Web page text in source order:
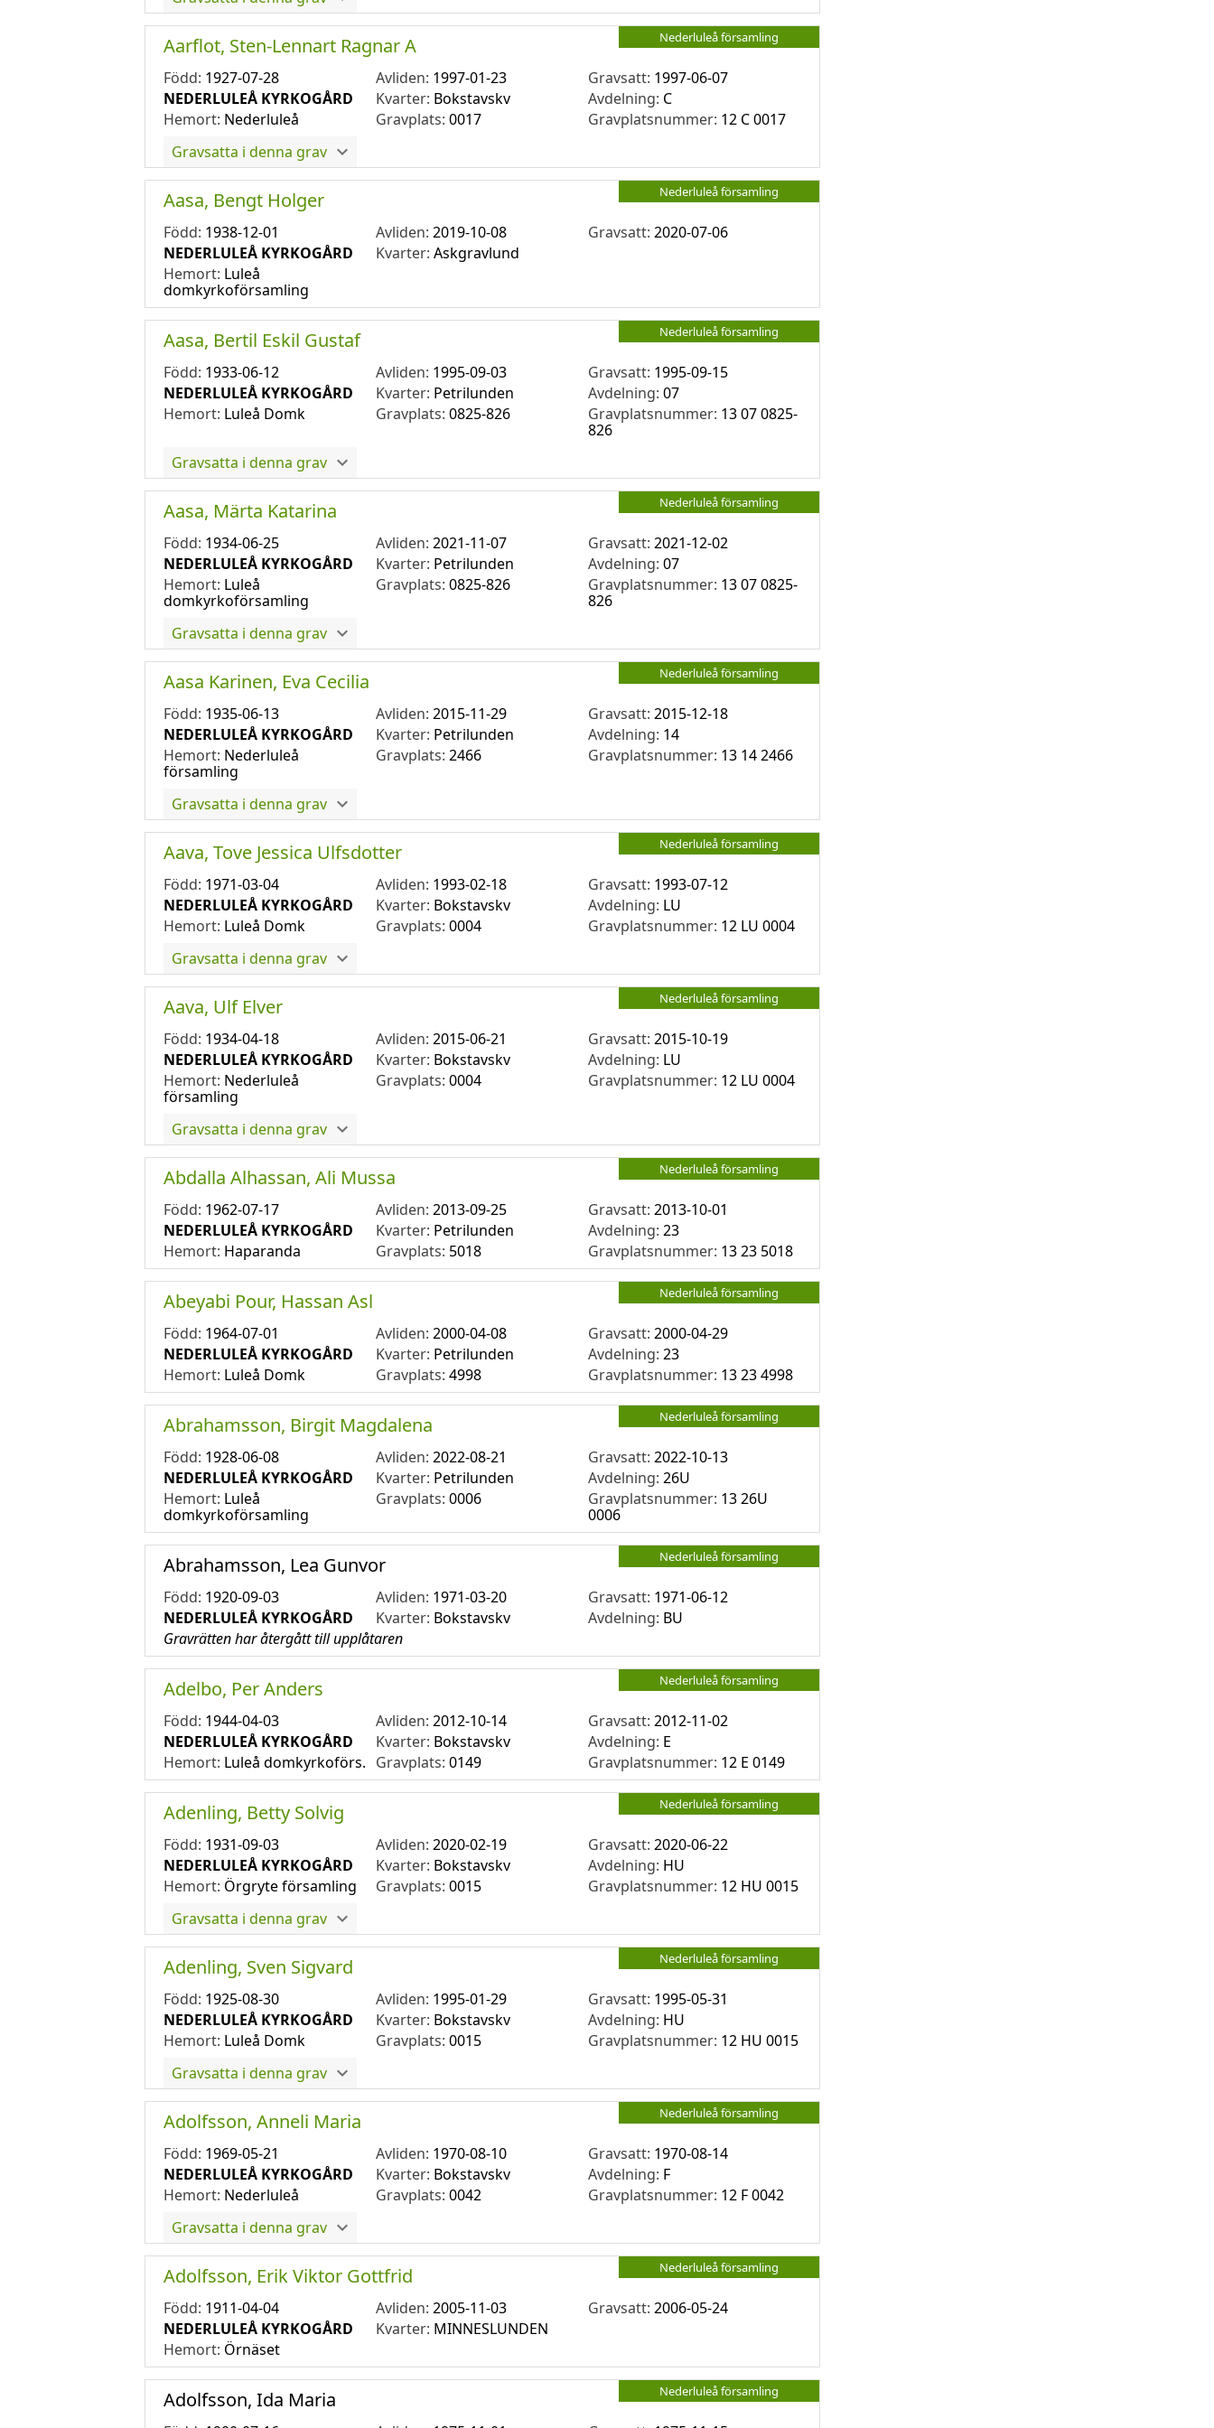
Nederluleå församling
Aarflot, Sten-Lennart Ragnar A
Född: 1927-07-28 Avliden: 1997-01-23 Gravsatt: 1997-06-07
NEDERLULEÅ KYRKOGÅRD
Kvarter: Bokstavskv Avdelning: C
Hemort: Nederluleå Gravplats:0017 Gravplatsnummer: 12 C 0017
Gravsatta i denna grav
Nederluleå församling
Aasa, Bengt Holger
Född: 1938-12-01 Avliden:2019-10-08 Gravsatt:2020-07-06
NEDERLULEÅ KYRKOGÅRD
Kvarter:Askgravlund
Hemort: Luleå
domkyrkoförsamling
Nederluleå församling
Aasa, Bertil Eskil Gustaf
Född: 1933-06-12 Avliden: 1995-09-03 Gravsatt: 1995-09-15
NEDERLULEÅ KYRKOGÅRD
Kvarter: Petrilunden Avdelning:07
Hemort: Luleå Domk Gravplats:0825-826 Gravplatsnummer: 13 07 0825-
826
Gravsatta i denna grav
Nederluleå församling
Aasa, Märta Katarina
Född: 1934-06-25 Avliden:2021-11-07 Gravsatt:2021-12-02
NEDERLULEÅ KYRKOGÅRD
Kvarter: Petrilunden Avdelning:07
Hemort: Luleå
domkyrkoförsamling
Gravplats:0825-826 Gravplatsnummer: 13 07 0825-
826
Gravsatta i denna grav
Nederluleå församling
Aasa Karinen, Eva Cecilia
Född: 1935-06-13 Avliden:2015-11-29 Gravsatt:2015-12-18
NEDERLULEÅ KYRKOGÅRD
Kvarter: Petrilunden Avdelning: 14
Hemort: Nederluleå
församling
Gravplats:2466 Gravplatsnummer: 13 14 2466
Gravsatta i denna grav
Nederluleå församling
Aava, Tove Jessica Ulfsdotter
Född: 1971-03-04 Avliden: 1993-02-18 Gravsatt: 1993-07-12
NEDERLULEÅ KYRKOGÅRD
Kvarter: Bokstavskv Avdelning: LU
Hemort: Luleå Domk Gravplats:0004 Gravplatsnummer: 12 LU 0004
Gravsatta i denna grav
Nederluleå församling
Aava, Ulf Elver
Född: 1934-04-18 Avliden:2015-06-21 Gravsatt:2015-10-19
NEDERLULEÅ KYRKOGÅRD
Kvarter: Bokstavskv Avdelning: LU
Hemort: Nederluleå
församling
Gravplats:0004 Gravplatsnummer: 12 LU 0004
Gravsatta i denna grav
Nederluleå församling
Abdalla Alhassan, Ali Mussa
Född: 1962-07-17 Avliden:2013-09-25 Gravsatt:2013-10-01
NEDERLULEÅ KYRKOGÅRD
Kvarter: Petrilunden Avdelning:23
Hemort: Haparanda Gravplats: 5018 Gravplatsnummer: 13 23 5018
Nederluleå församling
Abeyabi Pour, Hassan Asl
Född: 1964-07-01 Avliden:2000-04-08 Gravsatt:2000-04-29
NEDERLULEÅ KYRKOGÅRD
Kvarter: Petrilunden Avdelning:23
Hemort: Luleå Domk Gravplats:4998 Gravplatsnummer: 13 23 4998
Nederluleå församling
Abrahamsson, Birgit Magdalena
Född: 1928-06-08 Avliden:2022-08-21 Gravsatt:2022-10-13
NEDERLULEÅ KYRKOGÅRD
Kvarter: Petrilunden Avdelning:26U
Hemort: Luleå
domkyrkoförsamling
Gravplats:0006 Gravplatsnummer: 13 26U
0006
Nederluleå församling
Abrahamsson, Lea Gunvor
Född: 1920-09-03 Avliden: 1971-03-20 Gravsatt: 1971-06-12
NEDERLULEÅ KYRKOGÅRD
Kvarter: Bokstavskv Avdelning: BU
Gravrätten har återgått till upplåtaren
Nederluleå församling
Adelbo, Per Anders
Född: 1944-04-03 Avliden:2012-10-14 Gravsatt:2012-11-02
NEDERLULEÅ KYRKOGÅRD
Kvarter: Bokstavskv Avdelning: E
Hemort: Luleå domkyrkoförs. Gravplats:0149 Gravplatsnummer: 12 E 0149
Nederluleå församling
Adenling, Betty Solvig
Född: 1931-09-03 Avliden:2020-02-19 Gravsatt:2020-06-22
NEDERLULEÅ KYRKOGÅRD
Kvarter: Bokstavskv Avdelning: HU
Hemort: Örgryte församling Gravplats:0015 Gravplatsnummer: 12 HU 0015
Gravsatta i denna grav
Nederluleå församling
Adenling, Sven Sigvard
Född: 1925-08-30 Avliden: 1995-01-29 Gravsatt: 1995-05-31
NEDERLULEÅ KYRKOGÅRD
Kvarter: Bokstavskv Avdelning: HU
Hemort: Luleå Domk Gravplats:0015 Gravplatsnummer: 12 HU 0015
Gravsatta i denna grav
Nederluleå församling
Adolfsson, Anneli Maria
Född: 1969-05-21 Avliden: 1970-08-10 Gravsatt: 1970-08-14
NEDERLULEÅ KYRKOGÅRD
Kvarter: Bokstavskv Avdelning: F
Hemort: Nederluleå Gravplats:0042 Gravplatsnummer: 12 F 0042
Gravsatta i denna grav
Nederluleå församling
Adolfsson, Erik Viktor Gottfrid
Född: 1911-04-04 Avliden:2005-11-03 Gravsatt:2006-05-24
NEDERLULEÅ KYRKOGÅRD
Kvarter: MINNESLUNDEN
Hemort: Örnäset
Nederluleå församling
Adolfsson, Ida Maria